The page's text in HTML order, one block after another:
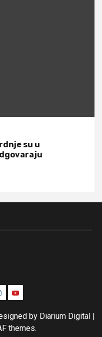
su u
Youtube
by Diarium Digital |
themes.